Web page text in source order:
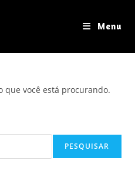
Menu
que você está procurando.
PESQUISAR